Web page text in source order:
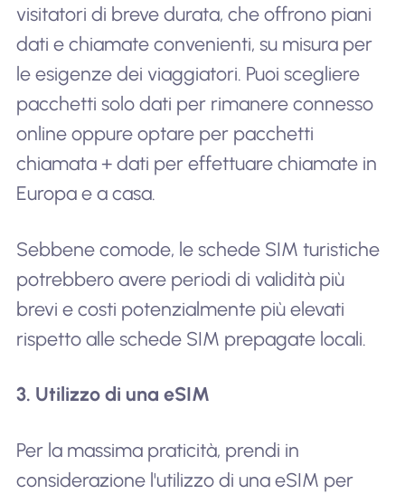
visitatori di breve durata, che offrono piani
dati e chiamate convenienti, su misura per
le esigenze dei viaggiatori. Puoi scegliere
pacchetti solo dati per rimanere connesso
online oppure optare per pacchetti
chiamata + dati per effettuare chiamate in
Europa e a casa.
Sebbene comode, le schede SIM turistiche
potrebbero avere periodi di validità più
brevi e costi potenzialmente più elevati
rispetto alle schede SIM prepagate locali.
3. Utilizzo di una eSIM
Per la massima praticità, prendi in
considerazione l'utilizzo di una eSIM per